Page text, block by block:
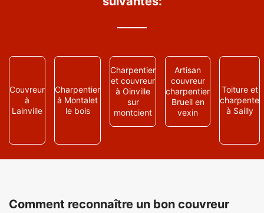
Couvreur
à
Lainville
Charpentier
à Montalet
le bois
Charpentier
et couvreur
à Oinville
sur
montcient
Artisan
couvreur
charpentier
Brueil en
vexin
Toiture et
charpente
à Sailly
Comment reconnaître un bon couvreur